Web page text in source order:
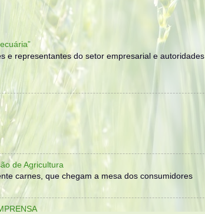
e representantes do setor empresarial e autoridades
de Agricultura
carnes, que chegam a mesa dos consumidores